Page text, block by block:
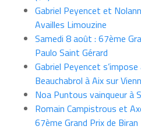
Gabriel Peyencet et
Availles Limouzine
Samedi 8 août : 67ème
Paulo Saint Gérard
Gabriel Peyencet
Beauchabrol à Aix sur
Noa Puntous vainqueur à
Romain Campistrous et
67ème Grand Prix de Biran